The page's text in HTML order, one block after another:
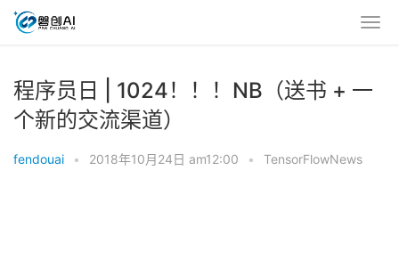
程序员日 | 1024！！！NB（送书 + 一
个新的交流渠道）
fendouai • 2018年10月24日 am12:00 • TensorFlowNews